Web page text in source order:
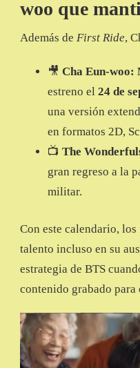
woo que
Además de First Ride,
🎥 Cha Eun-woo:
estreno el 24 de
una versión
en formatos 2D,
📺 The
gran regreso a la
militar.
Con este calendario,
talento incluso en su
estrategia de BTS
contenido grabado